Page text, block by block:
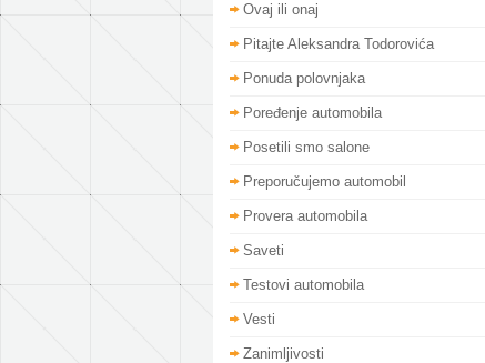
Ovaj ili onaj
Pitajte Aleksandra Todorovića
Ponuda polovnjaka
Poređenje automobila
Posetili smo salone
Preporučujemo automobil
Provera automobila
Saveti
Testovi automobila
Vesti
Zanimljivosti